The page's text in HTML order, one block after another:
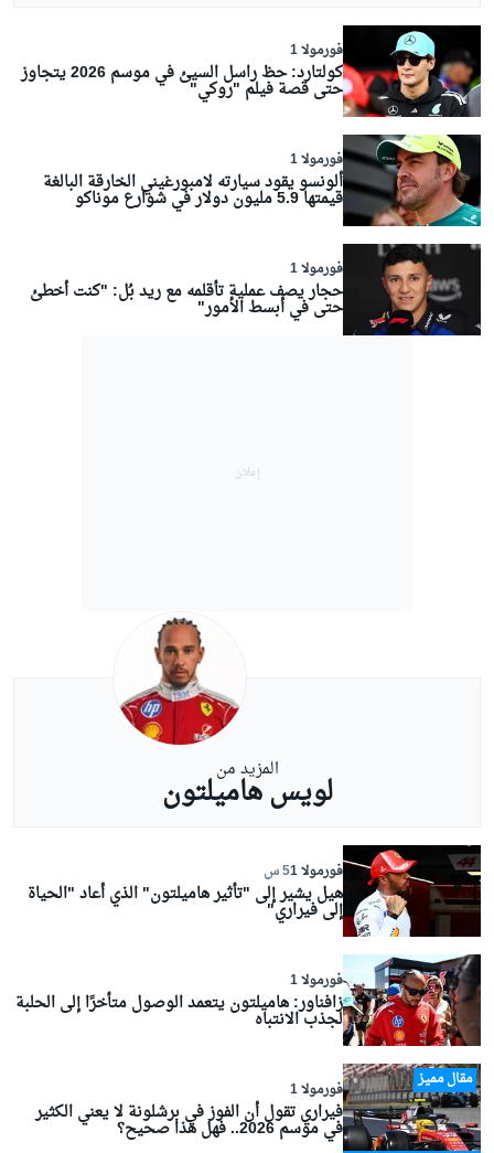
فورمولا 1
كولتارد: حظ راسل السيئ في موسم 2026 يتجاوز
حتى قصة فيلم "روكي"
فورمولا 1
ألونسو يقود سيارته لامبورغيني الخارقة البالغة
قيمتها 5.9 مليون دولار في شوارع موناكو
فورمولا 1
حجار يصف عملية تأقلمه مع ريد بُل: "كنت أخطئ
حتى في أبسط الأمور"
المزيد من
لويس هاميلتون
فورمولا 1 5 س
هيل يشير إلى "تأثير هاميلتون" الذي أعاد "الحياة
إلى فيراري"
فورمولا 1
زافناور: هاميلتون يتعمد الوصول متأخرًا إلى الحلبة
لجذب الانتباه
مقال مميز فورمولا 1
فيراري تقول أن الفوز في برشلونة لا يعني الكثير
في موسم 2026.. فهل هذا صحيح؟